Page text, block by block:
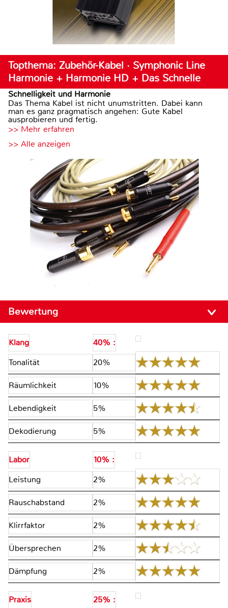
Topthema: Zubehör-Kabel · Symphonic Line
Harmonie + Harmonie HD + Das Schnelle
Schnelligkeit und Harmonie
Das Thema Kabel ist nicht unumstritten. Dabei kann
man es ganz pragmatisch angehen: Gute Kabel
ausprobieren und fertig.
>> Mehr erfahren
>> Alle anzeigen
Bewertung
Klang
40% :
Tonalität
20%
Räumlichkeit 10%
Lebendigkeit 5%
Dekodierung 5%
Labor
10% :
Leistung
2%
Rauschabstand 2%
Klirrfaktor 2%
Übersprechen 2%
Dämpfung 2%
Praxis 25% :